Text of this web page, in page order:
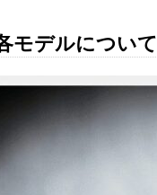
モデルについて